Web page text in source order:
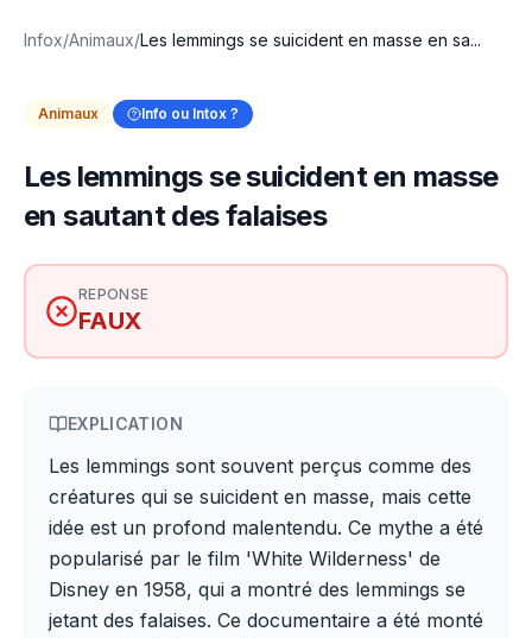
Infox/Animaux/Les lemmings se suicident en masse en sa...
Animaux Info ou Intox ?
Les lemmings se suicident en masse
en sautant des falaises
REPONSE
FAUX
EXPLICATION
Les lemmings sont souvent perçus comme des
créatures qui se suicident en masse, mais cette
idée est un profond malentendu. Ce mythe a été
popularisé par le film 'White Wilderness' de
Disney en 1958, qui a montré des lemmings se
jetant des falaises. Ce documentaire a été monté